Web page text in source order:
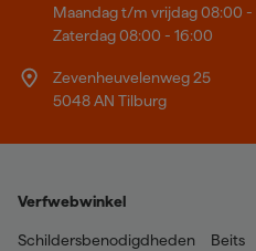
Maandag t/m vrijdag 08:00 -
Zaterdag 08:00 - 16:00
Zevenheuvelenweg 25
5048 AN Tilburg
Verfwebwinkel
Schildersbenodigdheden
Beits